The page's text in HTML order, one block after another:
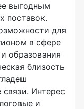
выгодным
поставок.
для
в сфере
образования
близость
Интерес
и